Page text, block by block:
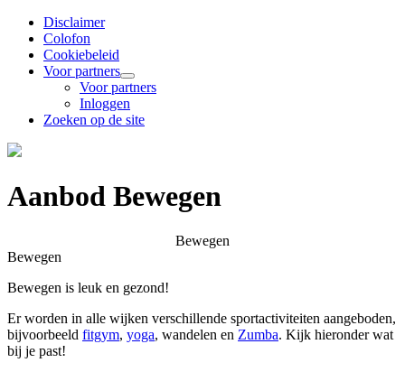
Disclaimer
Colofon
Cookiebeleid
Voor partners
Voor partners
Inloggen
Zoeken op de site
Aanbod Bewegen
Bewegen
Bewegen
Bewegen is leuk en gezond!
Er worden in alle wijken verschillende sportactiviteiten aangeboden,
bijvoorbeeld fitgym, yoga, wandelen en Zumba. Kijk hieronder wat
bij je past!